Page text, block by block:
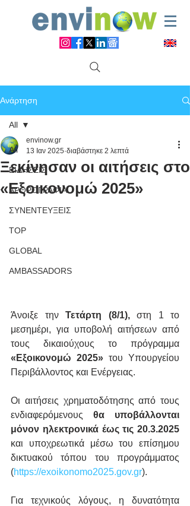
Ανάρτηση
All
ΕΙΔΗΣΕΙΣ
ΑΡΘΡΟΓΡΑΦΙΑ
ΣΥΝΕΝΤΕΥΞΕΙΣ
TOP
GLOBAL
AMBASSADORS
All
Ξεκίνησαν οι αιτήσεις στο
«Εξοικονομώ 2025»
envinow.gr
13 Ιαν 2025 διαβάστηκε 2 λεπτά
Άνοιξε την Τετάρτη (8/1), στη 1 το
μεσημέρι, για υποβολή αιτήσεων από
«Εξοικονομώ 2025» του Υπουργείου
Περιβάλλοντος και Ενέργειας.
Οι αιτήσεις χρηματοδότησης από τους
ενδιαφερόμενους θα υποβάλλονται
μόνον ηλεκτρονικά έως τις 20.3.2025
και υποχρεωτικά μέσω του επίσημου
δικτυακού τόπου του προγράμματος
(https://exoikonomo2025.gov.gr).
Για τεχνικούς λόγους, η δυνατότητα